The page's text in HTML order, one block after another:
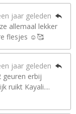
jaar geleden
allemaal lekker
flesjes ☺️🥰
jaar geleden
geuren erbij
ruikt Kayali....